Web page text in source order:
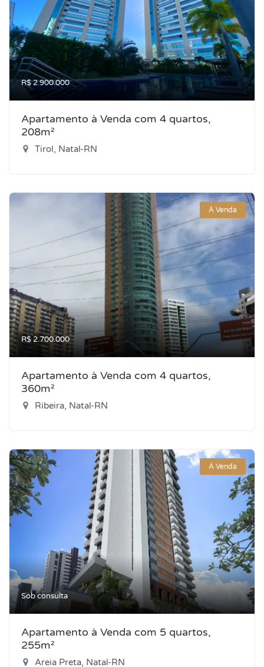
R$ 2.900.000
Apartamento à Venda com 4 quartos,
208m²
Tirol, Natal-RN
À Venda
R$ 2.700.000
Apartamento à Venda com 4 quartos,
360m²
Ribeira, Natal-RN
À Venda
Sob consulta
Apartamento à Venda com 5 quartos,
255m²
Areia Preta, Natal-RN